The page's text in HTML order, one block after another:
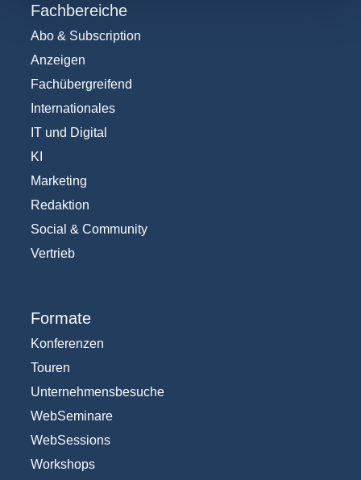
Fachbereiche
Abo & Subscription
Anzeigen
Fachübergreifend
Internationales
IT und Digital
KI
Marketing
Redaktion
Social & Community
Vertrieb
Formate
Konferenzen
Touren
Unternehmensbesuche
WebSeminare
WebSessions
Workshops